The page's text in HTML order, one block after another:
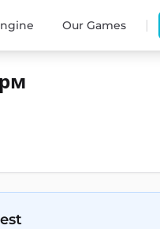
Our Games |